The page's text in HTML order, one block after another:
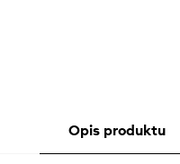
Opis produktu